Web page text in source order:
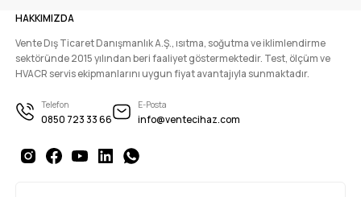
HAKKIMIZDA
Vente Dış Ticaret Danışmanlık A.Ş., ısıtma, soğutma ve iklimlendirme
sektöründe 2015 yılından beri faaliyet göstermektedir. Test, ölçüm ve
HVACR servis ekipmanlarını uygun fiyat avantajıyla sunmaktadır.
Telefon
0850 723 33 66
E-Posta
info@ventecihaz.com